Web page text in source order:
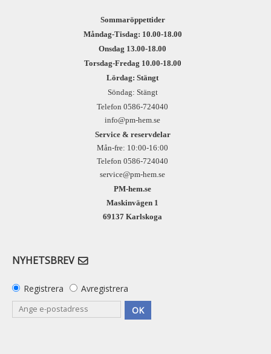
Sommaröppettider
Måndag-Tisdag: 10.00-18.00
Onsdag 13.00-18.00
Torsdag-Fredag 10.00-18.00
Lördag: Stängt
Söndag: Stängt
Telefon 0586-724040
info@pm-hem.se
Service & reservdelar
Mån-fre: 10:00-16:00
Telefon 0586-724040
service@pm-hem.se
PM-hem.se
Maskinvägen 1
69137 Karlskoga
NYHETSBREV
Registrera
Avregistrera
OK